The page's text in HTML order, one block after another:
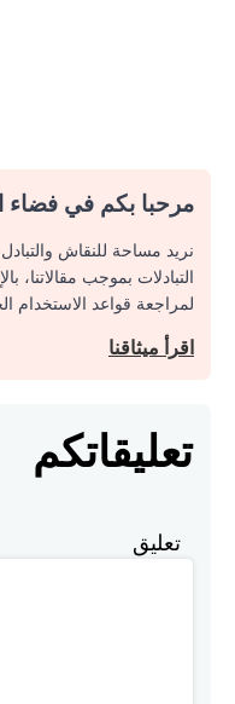
مرحبا بكم في فضاء
نريد مساحة للنقاش
التبادلات بموجب
لمراجعة قواعد الاستخدام
اقرأ ميثاقنا
تعليقاتكم
تعليق